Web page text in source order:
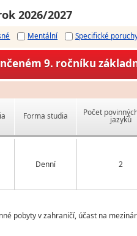
2026/2027
Mentální Specifické
9. ročníku
Forma studia Počet
jazyků
Denní 2
pobyty v zahraničí, účast na